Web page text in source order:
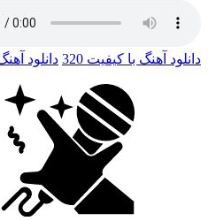
دانلود آهنگ با کیفیت 320 دانلود آهنگ